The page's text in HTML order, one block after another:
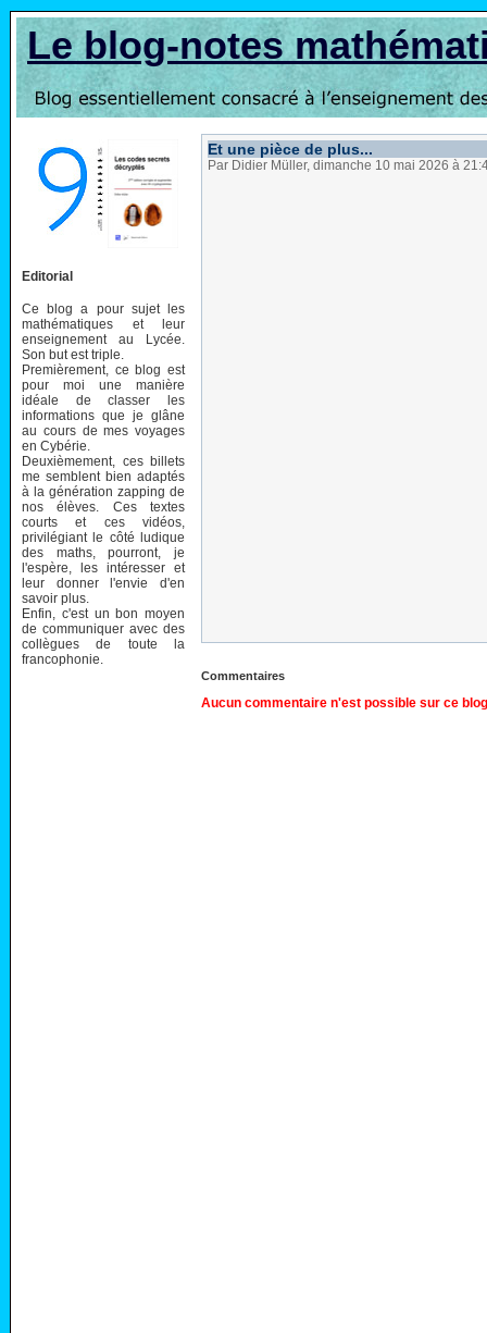
Le blog-notes
Editorial
Ce blog a pour sujet les
mathématiques et leur
enseignement au Lycée.
Son but est triple.
Premièrement, ce blog est
pour moi une manière
idéale de classer les
informations que je glâne
au cours de mes voyages
en Cybérie.
Deuxièmement, ces billets
me semblent bien adaptés
à la génération zapping de
nos élèves. Ces textes
courts et ces vidéos,
privilégiant le côté ludique
des maths, pourront, je
l'espère, les intéresser et
leur donner l'envie d'en
savoir plus.
Enfin, c'est un bon moyen
de communiquer avec des
collègues de toute la
francophonie.
Et une pièce de plus...
Par Didier Müller, dimanche 10 mai 2026 à
Commentaires
Aucun commentaire n'est possible sur ce